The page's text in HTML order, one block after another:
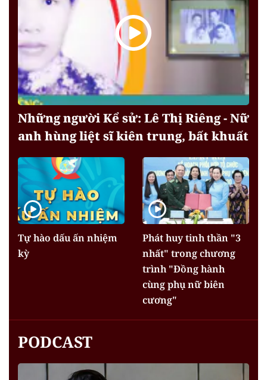
Những người Kể sử: Lê Thị Riêng - Nữ
anh hùng liệt sĩ kiên trung, bất khuất
Tự hào dấu ấn nhiệm
kỳ
Phát huy tinh thần "3
nhất" trong chương
trình "Đồng hành
cùng phụ nữ biên
cương"
PODCAST